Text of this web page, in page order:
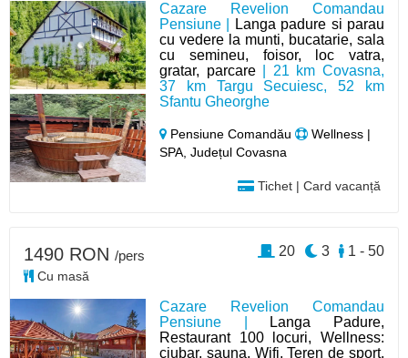
Cazare Revelion Comandau
Pensiune |
Langa padure si parau
cu vedere la munti, bucatarie, sala
cu semineu, foisor, loc vatra,
gratar, parcare| 21 km Covasna,
37 km Targu Secuiesc, 52 km
Sfantu Gheorghe
Pensiune Comandău
Wellness |
SPA, Județul Covasna
Tichet | Card vacanță
Cazare Revelion Comandau
Pensiune |
Langa Padure,
Restaurant 100 locuri, Wellness:
ciubar, sauna, Wifi, Teren de sport,
1490 RON /pers
Cu masă
1 - 50
3
20